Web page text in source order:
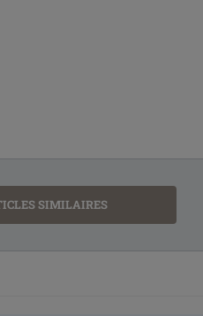
SIMILAIRES